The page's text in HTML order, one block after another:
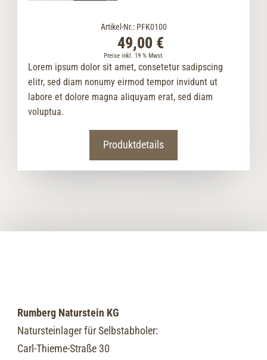
Artikel-Nr.: PFK0100
49,00 €
Preise inkl. 19 % Mwst.
Lorem ipsum dolor sit amet, consetetur sadipscing
elitr, sed diam nonumy eirmod tempor invidunt ut
labore et dolore magna aliquyam erat, sed diam
voluptua.
Produktdetails
Rumberg Naturstein KG
Natursteinlager für Selbstabholer:
Carl-Thieme-Straße 30